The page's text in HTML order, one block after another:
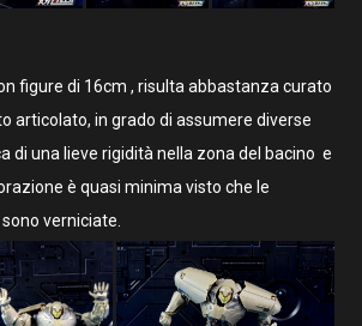
figure di 16cm , risulta abbastanza curato
articolato, in grado di assumere diverse
di una lieve rigidità nella zona del bacino e
è quasi minima visto che le
verniciate.